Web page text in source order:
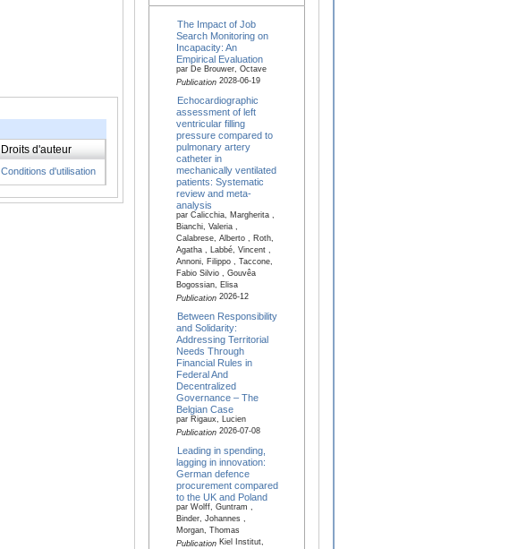
Droits d'auteur
Conditions d'utilisation
The Impact of Job
Search Monitoring on
Incapacity: An
Empirical Evaluation
par De Brouwer, Octave
Publication2028-06-19
Echocardiographic
assessment of left
ventricular filling
pressure compared to
pulmonary artery
catheter in
mechanically ventilated
patients: Systematic
review and meta-
analysis
par Calicchia, Margherita ,
Bianchi, Valeria ,
Calabrese, Alberto , Roth,
Agatha , Labbé, Vincent ,
Annoni, Filippo , Taccone,
Fabio Silvio , Gouvêa
Bogossian, Elisa
Publication2026-12
Between Responsibility
and Solidarity:
Addressing Territorial
Needs Through
Financial Rules in
Federal And
Decentralized
Governance – The
Belgian Case
par Rigaux, Lucien
Publication2026-07-08
Leading in spending,
lagging in innovation:
German defence
procurement compared
to the UK and Poland
par Wolff, Guntram ,
Binder, Johannes ,
Morgan, Thomas
PublicationKiel Institut,